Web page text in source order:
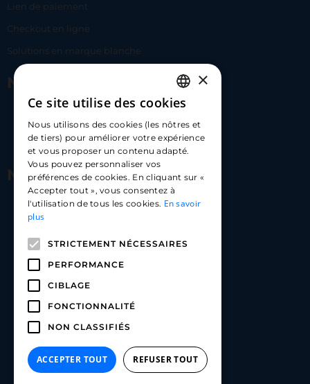
Lien de paiement
Checkout en ligne
Solutions en marque blanche
Nous contacter
hello@carloapp.com
Nous suivre
Carlo App | Instagram
Carlo App | Linkedin
FRENCH
ENGLISH
SPANISH
×
Ce site utilise des cookies
Nous utilisons des cookies (les nôtres et
de tiers) pour améliorer votre expérience
et vous proposer un contenu adapté.
Vous pouvez personnaliser vos
préférences de cookies. En cliquant sur «
Accepter tout », vous consentez à
l'utilisation de tous les cookies. En savoir
plus
STRICTEMENT NÉCESSAIRES
PERFORMANCE
CIBLAGE
FONCTIONNALITÉ
NON CLASSIFIÉS
ACCEPTER TOUT REFUSER TOUT